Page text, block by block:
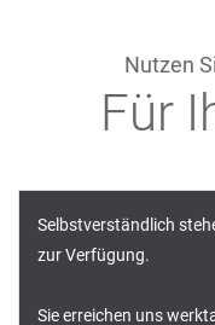
Nutzen
Für
Selbstverständlich
zur Verfügung.
Sie erreichen uns